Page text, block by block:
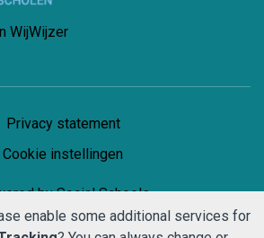
WijWijzer
Privacy statement
Cookie instellingen
bySocial Schools
enable some additional services for